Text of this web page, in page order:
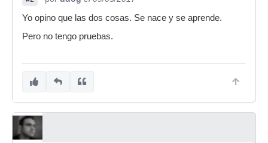
Yo opino que las dos cosas. Se nace y se aprende.
Pero no tengo pruebas.